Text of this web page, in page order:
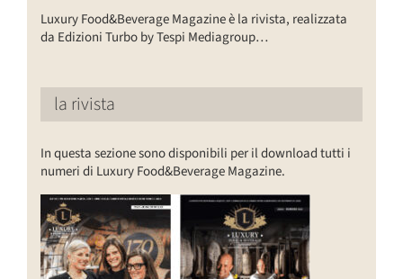
Luxury Food&Beverage Magazine è la rivista, realizzata
da Edizioni Turbo by Tespi Mediagroup…
la rivista
In questa sezione sono disponibili per il download tutti i
numeri di Luxury Food&Beverage Magazine.